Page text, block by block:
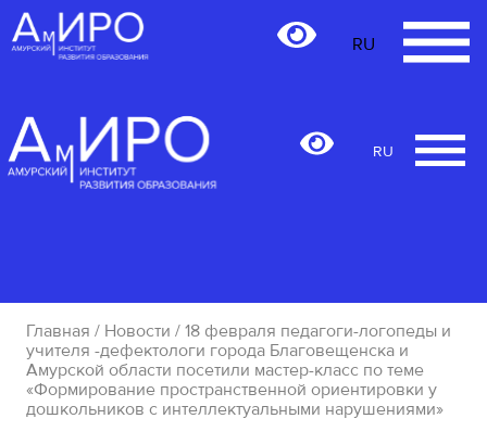
RU
RU
Главная / Новости / 18 февраля педагоги-логопеды и
учителя -дефектологи города Благовещенска и
Амурской области посетили мастер-класс по теме
«Формирование пространственной ориентировки у
дошкольников с интеллектуальными нарушениями»